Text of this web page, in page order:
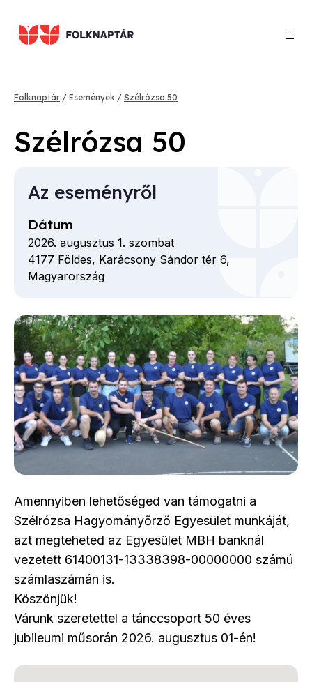
tartalomra
Morzsa
Folknaptár Események Szélrózsa 50
Szélrózsa 50
Amennyiben lehetőséged van támogatni a
Szélrózsa Hagyományőrző Egyesület munkáját,
azt megteheted az Egyesület MBH banknál
vezetett 61400131-13338398-00000000 számú
számlaszámán is.
Köszönjük!
Várunk szeretettel a tánccsoport 50 éves
jubileumi műsorán 2026. augusztus 01-én!
Az eseményről
Dátum
2026. augusztus 1. szombat
4177 Földes, Karácsony Sándor tér 6,
Magyarország